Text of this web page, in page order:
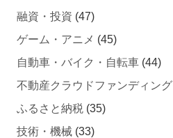
融資・投資 (47)
ゲーム・アニメ (45)
自動車・バイク・自転車 (44)
不動産クラウドファンディング
ふるさと納税 (35)
技術・機械 (33)